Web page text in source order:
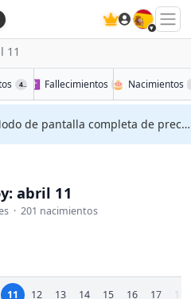
🇪🇸
11
42 ✝️ Fallecimientos 110
🎂 Nacimientos
de pantalla completa de precisión!
abril 11
· 201 nacimientos
11 12 13 14 15 16 17 18